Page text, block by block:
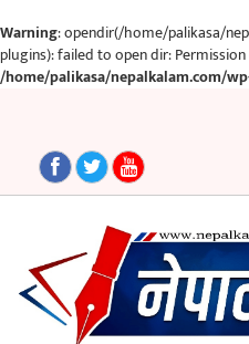
Warning: opendir(/home/palikasa/
plugins): failed to open dir:
/home/palikasa/nepalkalam.com/
समाचार
प्रदेश
पालिका